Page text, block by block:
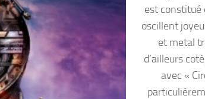
est constitué
oscillent
et metal
d’ailleurs
avec «